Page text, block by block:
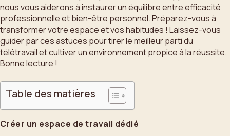
nous vous aiderons à instaurer un équilibre entre efficacité
professionnelle et bien-être personnel. Préparez-vous à
transformer votre espace et vos habitudes ! Laissez-vous
guider par ces astuces pour tirer le meilleur parti du
télétravail et cultiver un environnement propice à la réussite.
Bonne lecture !
Table des matières
Créer un espace de travail dédié